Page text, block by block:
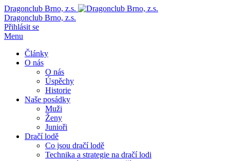
Dragonclub Brno, z.s.
Dragonclub Brno, z.s.
Přihlásit se
Menu
Články
O nás
O nás
Úspěchy
Historie
Naše posádky
Muži
Ženy
Junioři
Dračí lodě
Co jsou dračí lodě
Technika a strategie na dračí lodi